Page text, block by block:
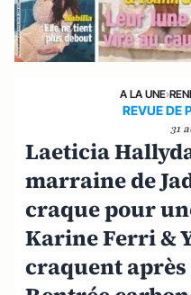
A LA UNE›
REVUE DE
31
Laeticia
marraine de
craque pour
Karine Ferri &
craquent